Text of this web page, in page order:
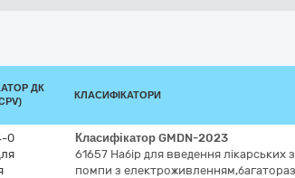
ДК
КЛАСИФІКАТОРИ
0
Класифікатор GMDN-2023
61657 Набір для введення лікарських
помпи з